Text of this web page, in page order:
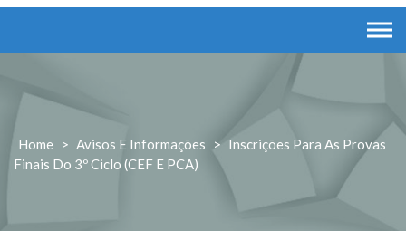
Home > Avisos E Informações > Inscrições Para As Provas
Finais Do 3º Ciclo (CEF E PCA)